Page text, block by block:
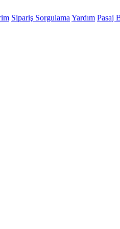
Sipariş Sorgulama Yardım Pasaj